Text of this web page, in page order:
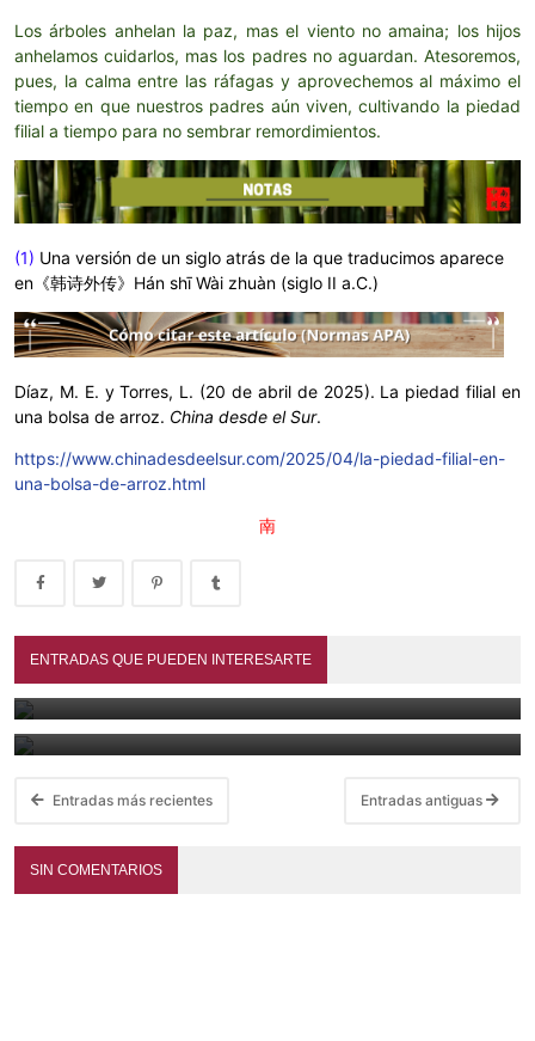
Los árboles anhelan la paz, mas el viento no amaina; los hijos
anhelamos cuidarlos, mas los padres no aguardan. Atesoremos,
pues, la calma entre las ráfagas y aprovechemos al máximo el
tiempo en que nuestros padres aún viven, cultivando la piedad
filial a tiempo para no sembrar remordimientos.
(1) Una versión de un siglo atrás de la que traducimos aparece
en《韩诗外传》Hán shī Wài zhuàn (siglo II a.C.)
Díaz, M. E. y Torres, L. (20 de abril de 2025). La piedad filial en
una bolsa de arroz. China desde el Sur.
https://www.chinadesdeelsur.com/2025/04/la-piedad-filial-en-
una-bolsa-de-arroz.html
南
ENTRADAS QUE PUEDEN INTERESARTE
término
August 3, 2026
El mapa del dharma. 智顗 Zhìyǐ y la hermenéutica de la
July 28, 2026
Entradas más recientes Entradas antiguas
SIN COMENTARIOS